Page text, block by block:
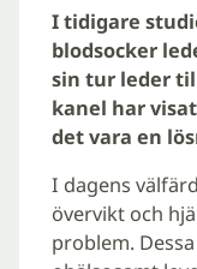
I tidigare
blodsocker
sin tur leder
kanel har
det vara en
I dagens
övervikt och
problem.